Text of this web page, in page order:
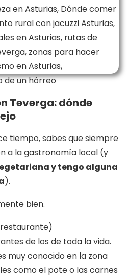
de un hórreo
Teverga: dónde
tiempo, sabes que siempre
a la gastronomía local (y
y tengo alguna
).
bien.
de los de toda la vida.
muy conocido en la zona
como el pote o las carnes